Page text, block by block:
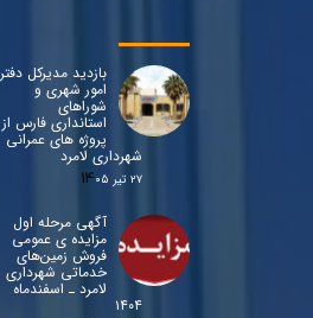
بازدید مدیرکل دفتر
امور شهری و
شوراهای
استانداری فارس از
پروژه های عمرانی
شهرداری لامرد
۲۷ تیر ۰۵
آگهی مرحله اول
مزایده ی عمومی
فروش زمین‌های
خدماتی شهرداری
لامرد ـ اسفندماه
۱۴۰۴